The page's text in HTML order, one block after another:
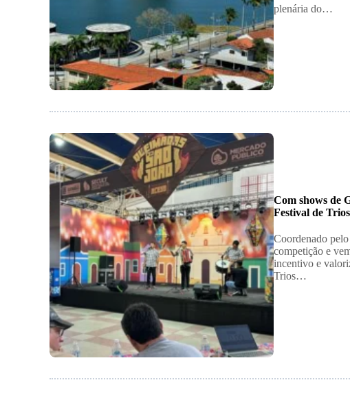
plenária do…
Com shows de
Festival de
Coordenado
competição e
incentivo e
Trios…